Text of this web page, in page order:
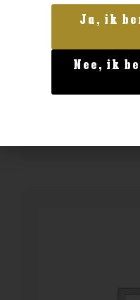
Geen categorie
Enate Crianza
13,99
Ja, ik
Nee, ik